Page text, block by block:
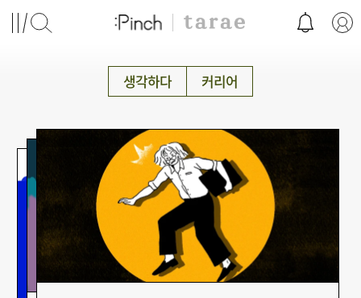
생각하다 커리어